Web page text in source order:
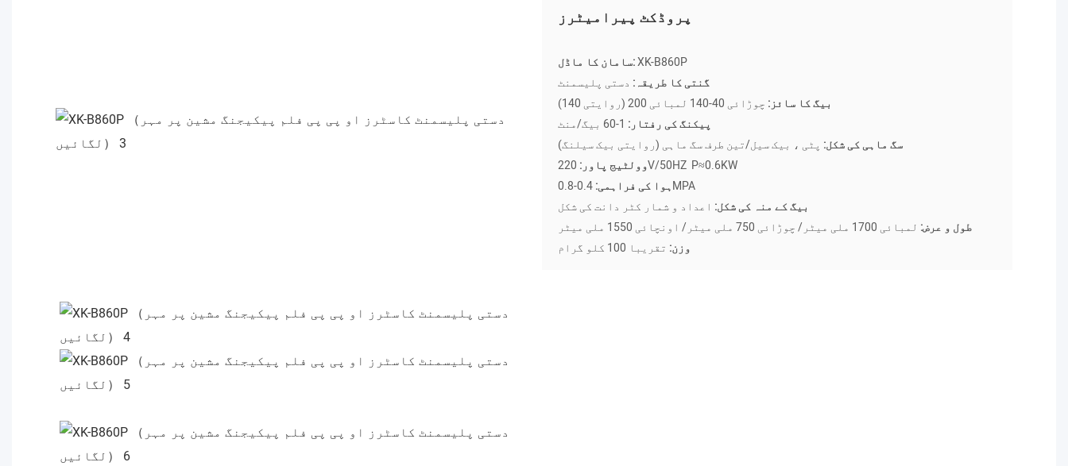
پروڈکٹ پیرامیٹرز
سامان کا ماڈل:XK-B860P
گنتی کا طریقہ: دستی پلیسمنٹ
بیگ کا سائز:
پیکنگ کی رفتار: 1-60 بیگ/منٹ
سگ ماہی کی شکل: پٹی ، بیک سیل/تین طرف سگ ماہی (روایتی بیک سیلنگ)
وولٹیج پاور:220V/50HZ P≈0.6KW
ہوا کی فراہمی:0.4-0.8MPA
بیگ کے منہ کی شکل:
طول و عرض:
وزن: تقریبا 100 کلو گرام